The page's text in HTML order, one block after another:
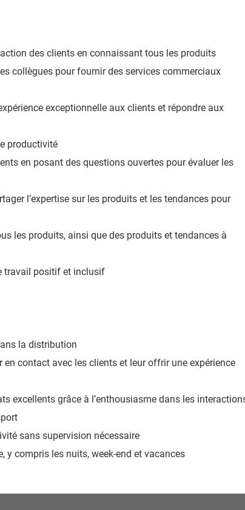
des clients en connaissant tous les produits
collègues pour fournir des services commerciaux
exceptionnelle aux clients et répondre aux
productivité
en posant des questions ouvertes pour évaluer les
l’expertise sur les produits et les tendances pour
les produits, ainsi que des produits et tendances à
travail positif et inclusif
la distribution
en contact avec les clients et leur offrir une expérience
excellents grâce à l’enthousiasme dans les
sans supervision nécessaire
y compris les nuits, week-end et vacances